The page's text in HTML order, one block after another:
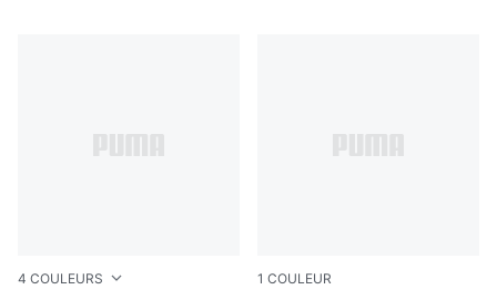
4 COULEURS 1 COULEUR